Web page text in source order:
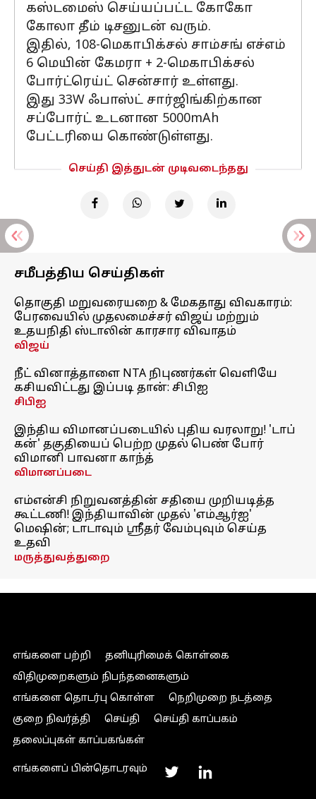
கஸ்டமைஸ் செய்யப்பட்ட கோகோ
கோலா தீம் டிசனுடன் வரும்.
இதில், 108-மெகாபிக்சல் சாம்சங் எச்எம்
6 மெயின் கேமரா + 2-மெகாபிக்சல்
போர்ட்ரெய்ட் சென்சார் உள்ளது.
இது 33W ஃபாஸ்ட் சார்ஜிங்கிற்கான
சப்போர்ட் உடனான 5000mAh
பேட்டரியை கொண்டுள்ளது.
செய்தி இத்துடன் முடிவடைந்தது
சமீபத்திய செய்திகள்
தொகுதி மறுவரையறை & மேகதாது விவகாரம்:
பேரவையில் முதலமைச்சர் விஜய் மற்றும்
உதயநிதி ஸ்டாலின் காரசார விவாதம்
விஜய்
நீட் வினாத்தாளை NTA நிபுணர்கள் வெளியே
கசியவிட்டது இப்படி தான்: சிபிஐ
சிபிஐ
இந்திய விமானப்படையில் புதிய வரலாறு! 'டாப்
கன்' தகுதியைப் பெற்ற முதல் பெண் போர்
விமானி பாவனா காந்த்
விமானப்படை
எம்என்சி நிறுவனத்தின் சதியை முறியடித்த
கூட்டணி! இந்தியாவின் முதல் 'எம்ஆர்ஐ'
மெஷின்; டாடாவும் ஸ்ரீதர் வேம்புவும் செய்த
உதவி
மருத்துவத்துறை
எங்களை பற்றி
தனியுரிமைக் கொள்கை
விதிமுறைகளும் நிபந்தனைகளும்
எங்களை தொடர்பு கொள்ள
நெறிமுறை நடத்தை
குறை நிவர்த்தி
செய்தி
செய்தி காப்பகம்
தலைப்புகள் காப்பகங்கள்
எங்களைப் பின்தொடரவும்